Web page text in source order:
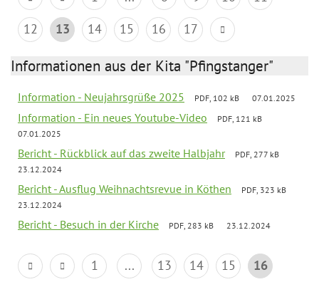
12
13 14 15 16 17
Informationen aus der Kita "Pfingstanger"
Information - Neujahrsgrüße 2025 PDF, 102 kB 07.01.2025
Information - Ein neues Youtube-Video
PDF, 121 kB
07.01.2025
Bericht - Rückblick auf das zweite Halbjahr
PDF, 277 kB
23.12.2024
Bericht - Ausflug Weihnachtsrevue in Köthen
PDF, 323 kB
23.12.2024
Bericht - Besuch in der Kirche PDF, 283 kB 23.12.2024
1 ... 13 14 15
16